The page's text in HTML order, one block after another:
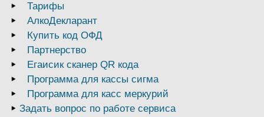
Тарифы
АлкоДекларант
Купить код ОФД
Партнерство
Егаисик сканер QR кода
Программа для кассы сигма
Программа для касс меркурий
Задать вопрос по работе сервиса